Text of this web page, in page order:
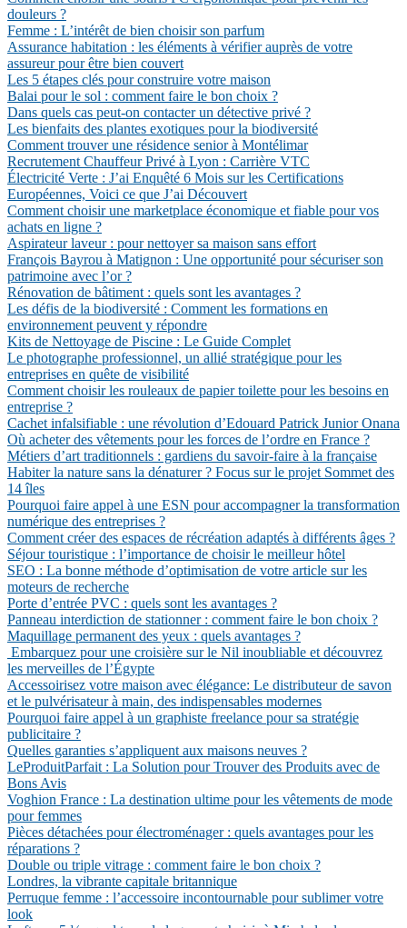
douleurs ?
Femme : L’intérêt de bien choisir son parfum
Assurance habitation : les éléments à vérifier auprès de votre
assureur pour être bien couvert
Les 5 étapes clés pour construire votre maison
Balai pour le sol : comment faire le bon choix ?
Dans quels cas peut-on contacter un détective privé ?
Les bienfaits des plantes exotiques pour la biodiversité
Comment trouver une résidence senior à Montélimar
Recrutement Chauffeur Privé à Lyon : Carrière VTC
Électricité Verte : J’ai Enquêté 6 Mois sur les Certifications
Européennes, Voici ce que J’ai Découvert
Comment choisir une marketplace économique et fiable pour vos
achats en ligne ?
Aspirateur laveur : pour nettoyer sa maison sans effort
François Bayrou à Matignon : Une opportunité pour sécuriser son
patrimoine avec l’or ?
Rénovation de bâtiment : quels sont les avantages ?
Les défis de la biodiversité : Comment les formations en
environnement peuvent y répondre
Kits de Nettoyage de Piscine : Le Guide Complet
Le photographe professionnel, un allié stratégique pour les
entreprises en quête de visibilité
Comment choisir les rouleaux de papier toilette pour les besoins en
entreprise ?
Cachet infalsifiable : une révolution d’Edouard Patrick Junior Onana
Où acheter des vêtements pour les forces de l’ordre en France ?
Métiers d’art traditionnels : gardiens du savoir-faire à la française
Habiter la nature sans la dénaturer ? Focus sur le projet Sommet des
14 îles
Pourquoi faire appel à une ESN pour accompagner la transformation
numérique des entreprises ?
Comment créer des espaces de récréation adaptés à différents âges ?
Séjour touristique : l’importance de choisir le meilleur hôtel
SEO : La bonne méthode d’optimisation de votre article sur les
moteurs de recherche
Porte d’entrée PVC : quels sont les avantages ?
Panneau interdiction de stationner : comment faire le bon choix ?
Maquillage permanent des yeux : quels avantages ?
Embarquez pour une croisière sur le Nil inoubliable et découvrez
les merveilles de l’Égypte
Accessoirisez votre maison avec élégance: Le distributeur de savon
et le pulvérisateur à main, des indispensables modernes
Pourquoi faire appel à un graphiste freelance pour sa stratégie
publicitaire ?
Quelles garanties s’appliquent aux maisons neuves ?
LeProduitParfait : La Solution pour Trouver des Produits avec de
Bons Avis
Voghion France : La destination ultime pour les vêtements de mode
pour femmes
Pièces détachées pour électroménager : quels avantages pour les
réparations ?
Double ou triple vitrage : comment faire le bon choix ?
Londres, la vibrante capitale britannique
Perruque femme : l’accessoire incontournable pour sublimer votre
look